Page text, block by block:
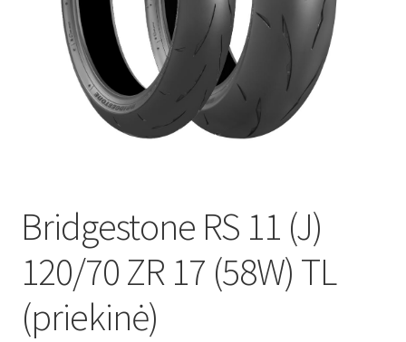
Bridgestone RS 11 (J)
120/70 ZR 17 (58W) TL
(priekinė)